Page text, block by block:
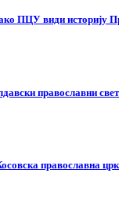
ПЦУ види историју
православни
православна